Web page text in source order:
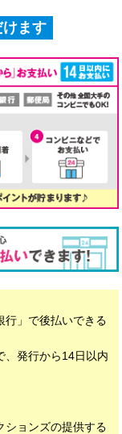
ます
行」で後払いできる
、発行から14日以内
ションズの提供する